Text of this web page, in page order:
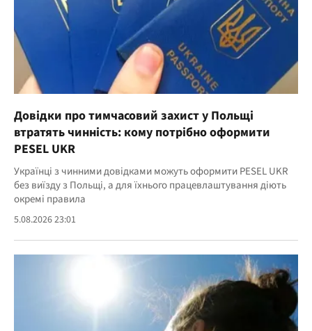
Довідки про тимчасовий захист у Польщі
втратять чинність: кому потрібно оформити
PESEL UKR
Українці з чинними довідками можуть оформити PESEL UKR
без виїзду з Польщі, а для їхнього працевлаштування діють
окремі правила
5.08.2026 23:01